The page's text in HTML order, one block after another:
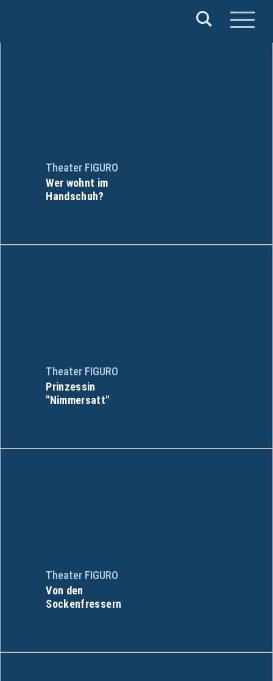
Theater FIGURO
Wer wohnt im
Handschuh?
Theater FIGURO
Prinzessin
"Nimmersatt"
Theater FIGURO
Von den
Sockenfressern